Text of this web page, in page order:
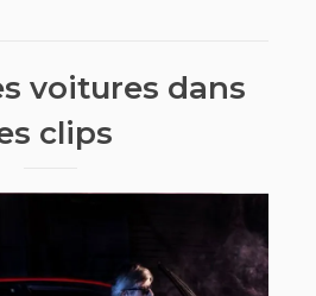
voitures dans
clips